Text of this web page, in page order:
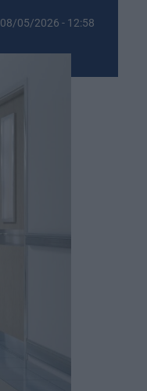
08/05/2026 - 12:58